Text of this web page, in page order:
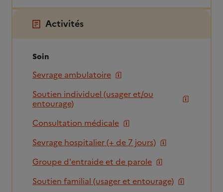
Activités
Soin
Sevrage ambulatoire
Soutien individuel (usager et/ou
entourage)
Consultation médicale
Sevrage hospitalier (+ de 7 jours)
Groupe d'entraide et de parole
Soutien familial (usager et entourage)